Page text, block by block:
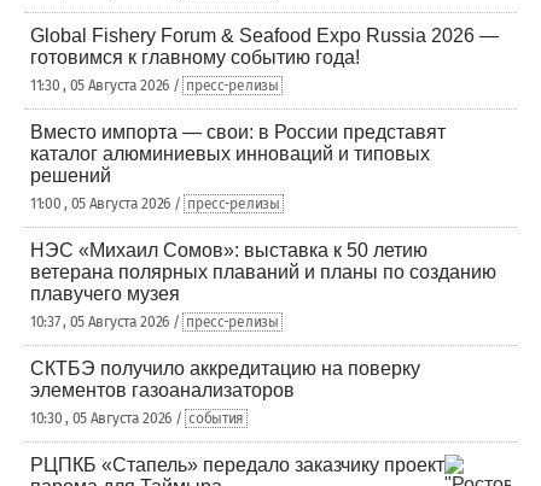
Global Fishery Forum & Seafood Expo Russia 2026 —
готовимся к главному событию года!
11:30 , 05 Августа 2026 / пресс-релизы
Вместо импорта — свои: в России представят
каталог алюминиевых инноваций и типовых
решений
11:00 , 05 Августа 2026 / пресс-релизы
НЭС «Михаил Сомов»: выставка к 50 летию
ветерана полярных плаваний и планы по созданию
плавучего музея
10:37 , 05 Августа 2026 / пресс-релизы
СКТБЭ получило аккредитацию на поверку
элементов газоанализаторов
10:30 , 05 Августа 2026 / события
РЦПКБ «Стапель» передало заказчику проект